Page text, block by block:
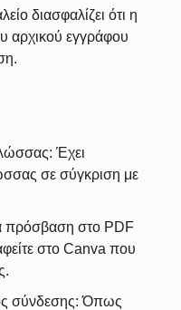
διασφαλίζει ότι η
αρχικού εγγράφου
Έχει
σε σύγκριση με
πρόσβαση στο PDF
στο Canva που
σύνδεσης: Όπως